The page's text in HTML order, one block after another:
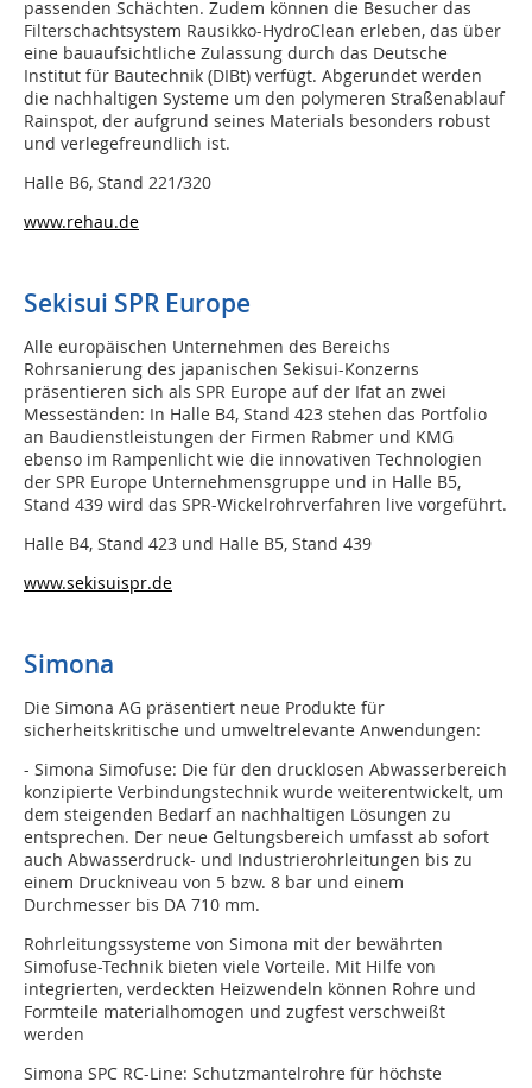
passenden Schächten. Zudem können die Besucher das
Filterschachtsystem Rausikko-HydroClean erleben, das über
eine bauaufsichtliche Zulassung durch das Deutsche
Institut für Bautechnik (DIBt) verfügt. Abgerundet werden
die nachhaltigen Systeme um den polymeren Straßenablauf
Rainspot, der aufgrund seines Materials besonders robust
und verlegefreundlich ist.
Halle B6, Stand 221/320
www.rehau.de
Sekisui SPR Europe
Alle europäischen Unternehmen des Bereichs
Rohrsanierung des japanischen Sekisui-Konzerns
präsentieren sich als SPR Europe auf der Ifat an zwei
Messeständen: In Halle B4, Stand 423 stehen das Portfolio
an Baudienstleistungen der Firmen Rabmer und KMG
ebenso im Rampenlicht wie die innovativen Technologien
der SPR Europe Unternehmensgruppe und in Halle B5,
Stand 439 wird das SPR-Wickelrohrverfahren live vorgeführt.
Halle B4, Stand 423 und Halle B5, Stand 439
www.sekisuispr.de
Simona
Die Simona AG präsentiert neue Produkte für
sicherheitskritische und umweltrelevante Anwendungen:
- Simona Simofuse: Die für den drucklosen Abwasserbereich
konzipierte Verbindungstechnik wurde weiterentwickelt, um
dem steigenden Bedarf an nachhaltigen Lösungen zu
entsprechen. Der neue Geltungsbereich umfasst ab sofort
auch Abwasserdruck- und Industrierohrleitungen bis zu
einem Druckniveau von 5 bzw. 8 bar und einem
Durchmesser bis DA 710 mm.
Rohrleitungssysteme von Simona mit der bewährten
Simofuse-Technik bieten viele Vorteile. Mit Hilfe von
integrierten, verdeckten Heizwendeln können Rohre und
Formteile materialhomogen und zugfest verschweißt
werden
Simona SPC RC-Line: Schutzmantelrohre für höchste